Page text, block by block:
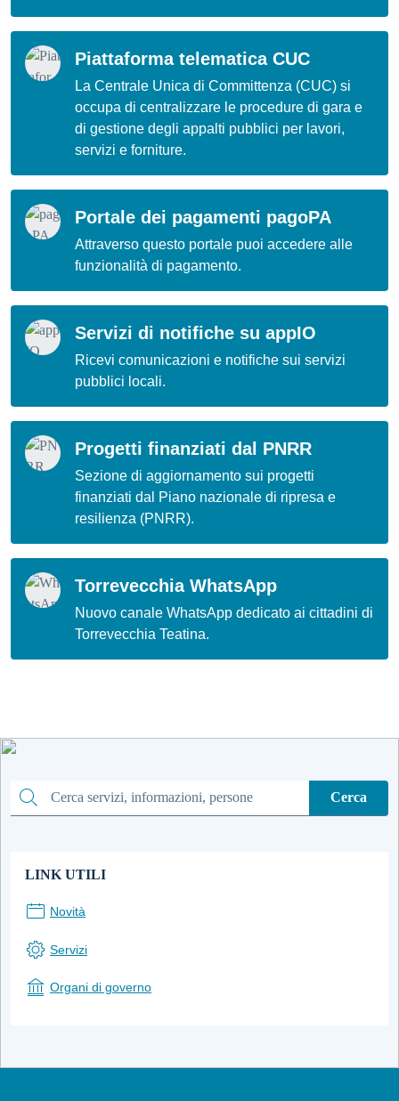
Piattaforma telematica CUC
La Centrale Unica di Committenza (CUC) si
occupa di centralizzare le procedure di gara e
di gestione degli appalti pubblici per lavori,
servizi e forniture.
Portale dei pagamenti pagoPA
Attraverso questo portale puoi accedere alle
funzionalità di pagamento.
Servizi di notifiche su appIO
Ricevi comunicazioni e notifiche sui servizi
pubblici locali.
Progetti finanziati dal PNRR
Sezione di aggiornamento sui progetti
finanziati dal Piano nazionale di ripresa e
resilienza (PNRR).
Torrevecchia WhatsApp
Nuovo canale WhatsApp dedicato ai cittadini di
Torrevecchia Teatina.
Cerca
Cerca
LINK UTILI
Novità
Servizi
Organi di governo